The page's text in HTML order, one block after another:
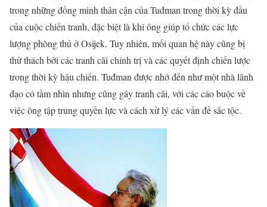
trong những đồng minh thân cận của Tuđman trong thời kỳ đầu
của cuộc chiến tranh, đặc biệt là khi ông giúp tổ chức các lực
lượng phòng thủ ở Osijek. Tuy nhiên, mối quan hệ này cũng bị
thử thách bởi các tranh cãi chính trị và các quyết định chiến lược
trong thời kỳ hậu chiến. Tuđman được nhớ đến như một nhà lãnh
đạo có tầm nhìn nhưng cũng gây tranh cãi, với các cáo buộc về
việc ông tập trung quyền lực và cách xử lý các vấn đề sắc tộc.